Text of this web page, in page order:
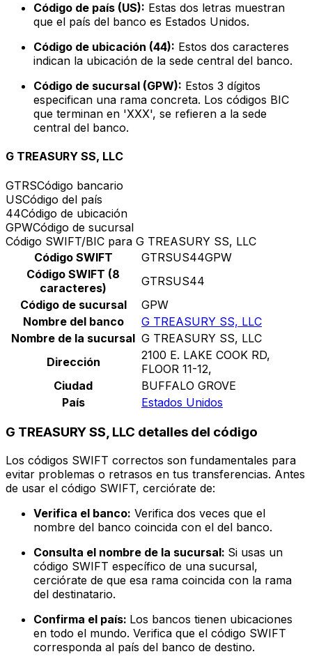
Código de país (US): Estas dos letras muestran
que el país del banco es Estados Unidos.
Código de ubicación (44): Estos dos caracteres
indican la ubicación de la sede central del banco.
Código de sucursal (GPW): Estos 3 dígitos
especifican una rama concreta. Los códigos BIC
que terminan en 'XXX', se refieren a la sede
central del banco.
G TREASURY SS, LLC
GTRSCódigo bancario
USCódigo del país
44Código de ubicación
GPWCódigo de sucursal
Código SWIFT/BIC para G TREASURY SS, LLC
Código SWIFT
GTRSUS44GPW
Código SWIFT (8
caracteres)
GTRSUS44
Código de sucursal
GPW
Nombre del banco
G TREASURY SS, LLC
Nombre de la sucursal G TREASURY SS, LLC
Dirección
2100 E. LAKE COOK RD,
FLOOR 11-12,
Ciudad
BUFFALO GROVE
País
Estados Unidos
G TREASURY SS, LLC detalles del código
Los códigos SWIFT correctos son fundamentales para
evitar problemas o retrasos en tus transferencias. Antes
de usar el código SWIFT, cerciórate de:
Verifica el banco: Verifica dos veces que el
nombre del banco coincida con el del banco.
Consulta el nombre de la sucursal: Si usas un
código SWIFT específico de una sucursal,
cerciórate de que esa rama coincida con la rama
del destinatario.
Confirma el país: Los bancos tienen ubicaciones
en todo el mundo. Verifica que el código SWIFT
corresponda al país del banco de destino.